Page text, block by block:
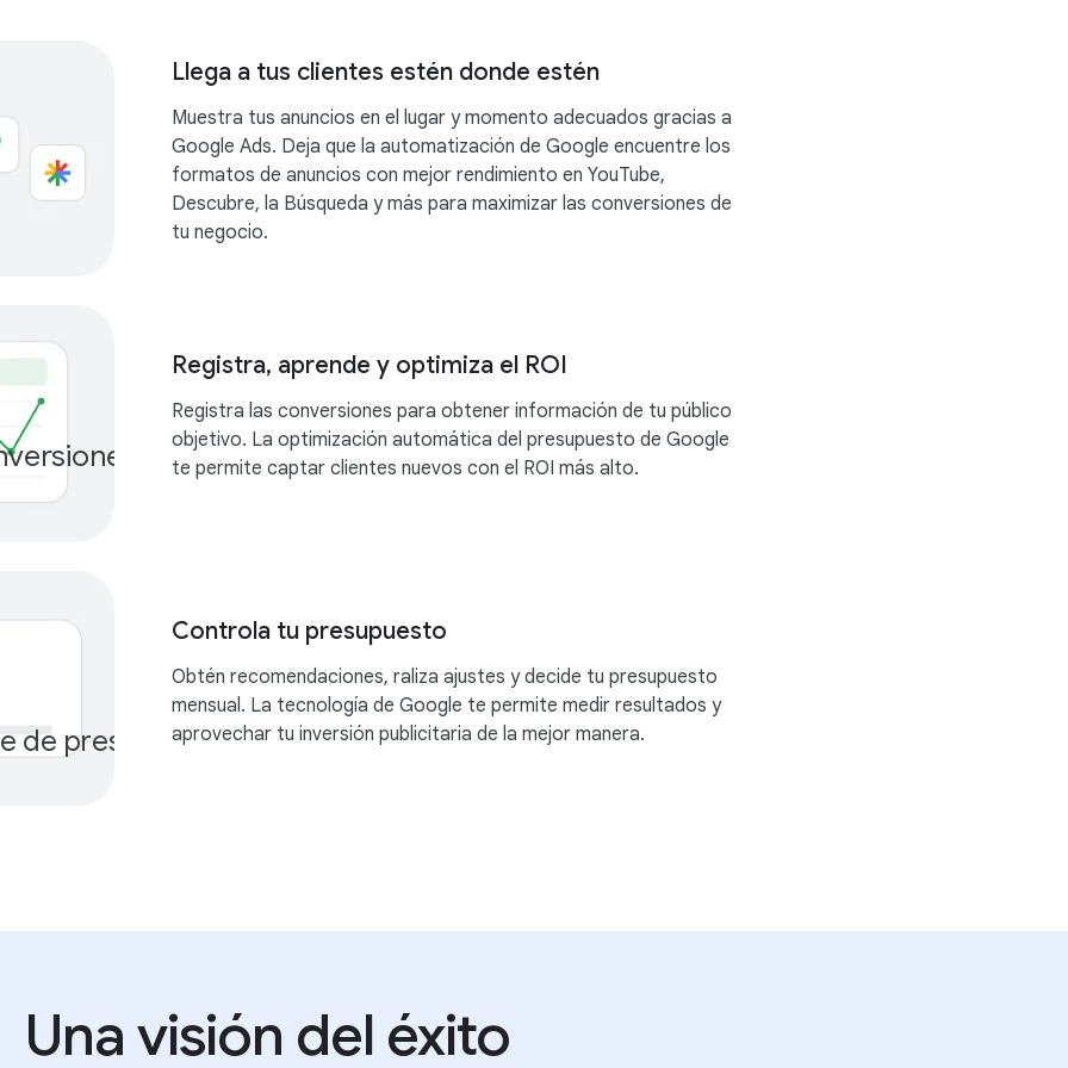
Llega a tus clientes estén donde estén
Muestra tus anuncios en el lugar y momento adecuados gracias a
Google Ads. Deja que la automatización de Google encuentre los
formatos de anuncios con mejor rendimiento en YouTube,
Descubre, la Búsqueda y más para maximizar las conversiones de
tu negocio.
Más de
100,000
Registra, aprende y optimiza el ROI
Registra las conversiones para obtener información de tu público
objetivo. La optimización automática del presupuesto de Google
te permite captar clientes nuevos con el ROI más alto.
de presupuesto mensual
Controla tu presupuesto
Obtén recomendaciones, raliza ajustes y decide tu presupuesto
mensual. La tecnología de Google te permite medir resultados y
aprovechar tu inversión publicitaria de la mejor manera.
Una visión del éxito